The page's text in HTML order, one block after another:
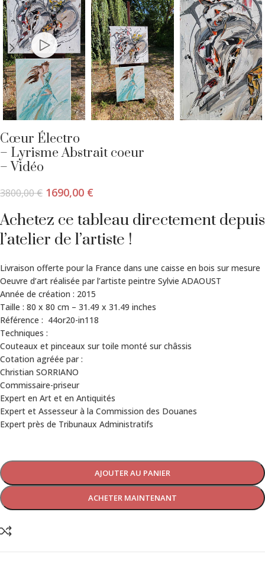
Cœur Électro
– Lyrisme Abstrait coeur
– Vidéo
3800,00€ 1690,00 €
Achetez ce tableau directement depuis
l’atelier de l’artiste !
Livraison offerte pour la France dans une caisse en bois sur mesure
Oeuvre d’art réalisée par l’artiste peintre Sylvie ADAOUST
Année de création : 2015
Taille : 80 x 80 cm – 31.49 x 31.49 inches
Référence : 44or20-in118
Techniques :
Couteaux et pinceaux sur toile monté sur châssis
Cotation agréée par :
Christian SORRIANO
Commissaire-priseur
Expert en Art et en Antiquités
Expert et Assesseur à la Commission des Douanes
Expert près de Tribunaux Administratifs
AJOUTER AU PANIER
ACHETER MAINTENANT